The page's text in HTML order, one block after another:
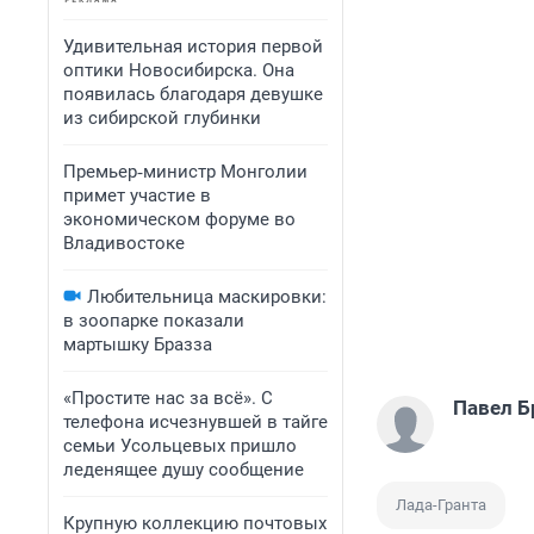
Удивительная история первой
оптики Новосибирска. Она
появилась благодаря девушке
из сибирской глубинки
Премьер‑министр Монголии
примет участие в
экономическом форуме во
Владивостоке
Любительница маскировки:
в зоопарке показали
мартышку Бразза
«Простите нас за всё». С
телефона исчезнувшей в тайге
семьи Усольцевых пришло
леденящее душу сообщение
Крупную коллекцию почтовых
Павел
Лада-Гранта